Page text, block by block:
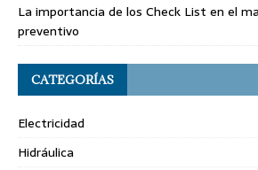
La importancia de los Check List en el
preventivo
CATEGORÍAS
Electricidad
Hidráulica